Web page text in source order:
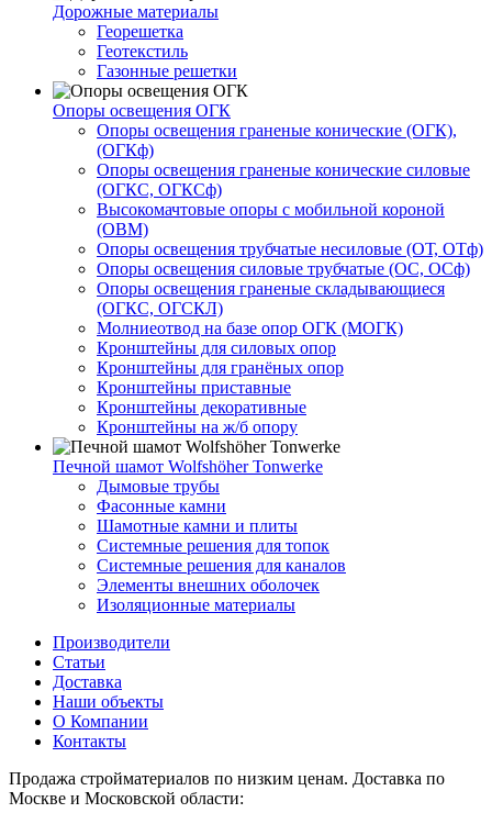
Дорожные материалы
Георешетка
Геотекстиль
Газонные решетки
Опоры освещения ОГК
Опоры освещения граненые конические (ОГК),
(ОГКф)
Опоры освещения граненые конические силовые
(ОГКС, ОГКСф)
Высокомачтовые опоры с мобильной короной
(ОВМ)
Опоры освещения трубчатые несиловые (ОТ, ОТф)
Опоры освещения силовые трубчатые (ОС, ОСф)
Опоры освещения граненые складывающиеся
(ОГКС, ОГСКЛ)
Молниеотвод на базе опор ОГК (МОГК)
Кронштейны для силовых опор
Кронштейны для гранёных опор
Кронштейны приставные
Кронштейны декоративные
Кронштейны на ж/б опору
Печной шамот Wolfshöher Tonwerke
Дымовые трубы
Фасонные камни
Шамотные камни и плиты
Системные решения для топок
Системные решения для каналов
Элементы внешних оболочек
Изоляционные материалы
Производители
Статьи
Доставка
Наши объекты
О Компании
Контакты
Продажа стройматериалов по низким ценам. Доставка по
Москве и Московской области: